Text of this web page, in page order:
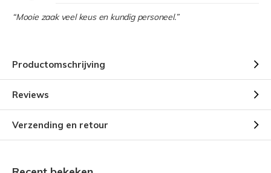
“Mooie zaak veel keus en kundig personeel.”
Productomschrijving
Reviews
Verzending en retour